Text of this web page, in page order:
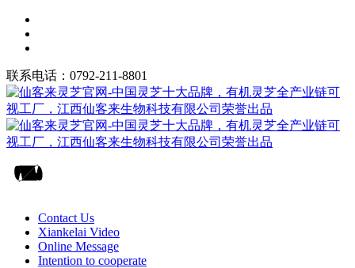
联系电话：0792-211-8801
Contact Us
Xiankelai Video
Online Message
Intention to cooperate